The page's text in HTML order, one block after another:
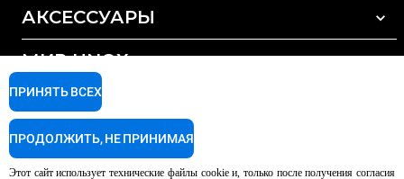
АКСЕССУАРЫ
Моющие средства для автоматической мойки
Моющие средства для мойки вручную
Ионообменный фильтр
Система обратного осмоса
МИР UNOX
Наши офисы по всему миру
ПОДДЕРЖКА
Гарантия Unox
Найти дилеров
Этот сайт использует технические файлы cookie и, только после получения согласия
ПРИНЯТЬ ВСЕХ
ПРОДОЛЖИТЬ, НЕ ПРИНИМАЯ